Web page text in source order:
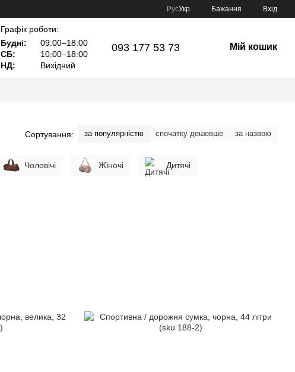
РусУкр Бажання Вхід
Графік роботи:
Будні:
09:00–18:00
СБ:
10:00–18:00
НД:
Вихідний
093 177 53 73 Мій кошик
Сортування: за популярністю спочатку дешевше за назвою
Чоловічі Жіночі Дитячі